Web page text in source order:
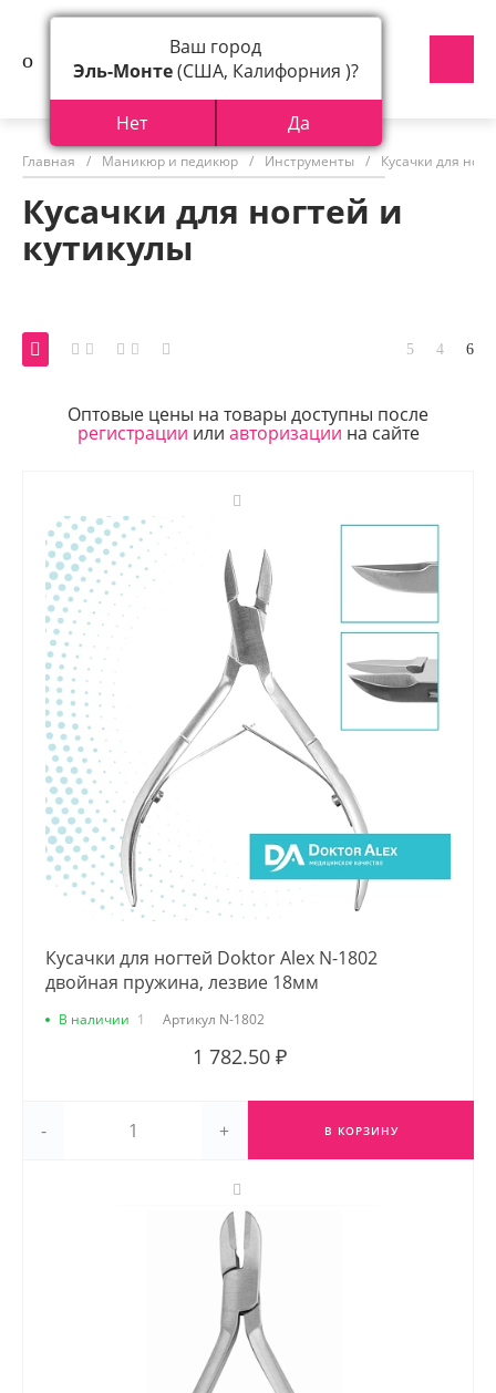
Главная / Маникюр и педикюр / Инструменты / Кусачки для
Кусачки для ногтей и
кутикулы
Оптовые цены на товары доступны после
регистрации или авторизации на сайте
Кусачки для ногтей Doktor Alex N-1802
двойная пружина, лезвие 18мм
В наличии 1 Артикул N-1802
1 782.50 ₽
- + В КОРЗИНУ
Ваш город
Эль-Монте(США, Калифорния )?
Нет Да